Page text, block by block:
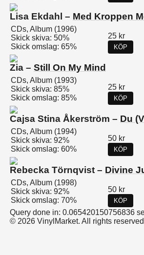
Lisa Ekdahl – Med Kroppen
CDs, Album (1996)
Skick skiva: 50%
Skick omslag: 65%
25 kr
KÖP
Zia – Still On My Mind
CDs, Album (1993)
Skick skiva: 85%
Skick omslag: 85%
25 kr
KÖP
Cajsa Stina Åkerström – Du
CDs, Album (1994)
Skick skiva: 92%
Skick omslag: 60%
50 kr
KÖP
Rebecka Törnqvist – Divine
CDs, Album (1998)
Skick skiva: 92%
Skick omslag: 70%
50 kr
KÖP
Query done in: 0.065420150756836
© 2026 VinylMarket. All rights